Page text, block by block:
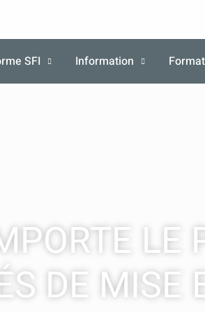
SFI Information
LE
DE MISE